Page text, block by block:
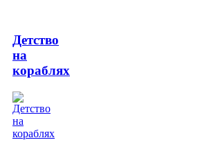
Детство
на
кораблях